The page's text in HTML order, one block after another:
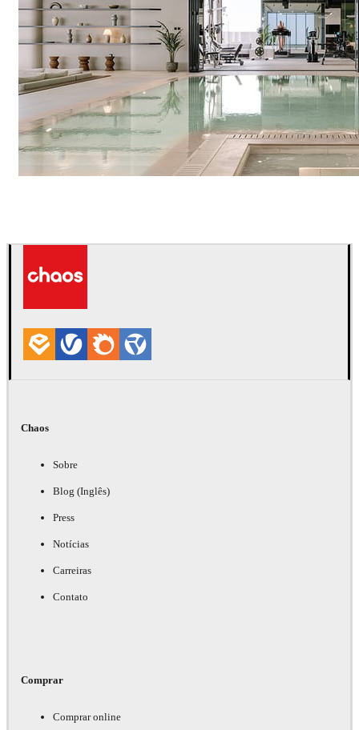
Chaos
Sobre
Blog (Inglês)
Press
Notícias
Carreiras
Contato
Comprar
Comprar online